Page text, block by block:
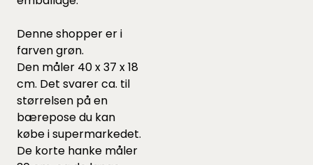
Denne shopper er i
farven grøn.
Den måler 40 x 37 x 18
cm. Det svarer ca. til
størrelsen på en
bærepose du kan
købe i supermarkedet.
De korte hanke måler